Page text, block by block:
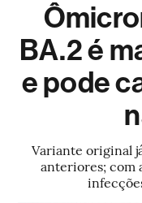
BA.2 é
e pode
Variante original
anteriores; com